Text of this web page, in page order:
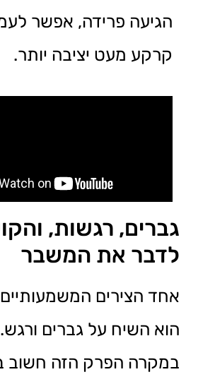
הגיעה פרידה, אפשר
קרקע מעט יציבה יותר.
גברים, רגשות,
לדבר את המשבר
אחד הצירים
הוא השיח על גברים
במקרה הפרק הזה חשוב